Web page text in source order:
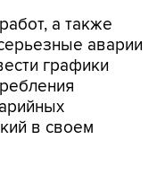
а также
аварии
графики
в своем